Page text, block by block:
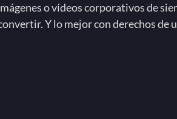
o vídeos corporativos de
Y lo mejor con derechos de